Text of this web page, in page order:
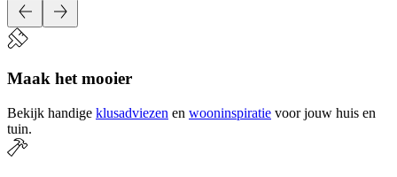
Maak het mooier
Bekijk handige klusadviezen en wooninspiratie voor jouw huis en
tuin.